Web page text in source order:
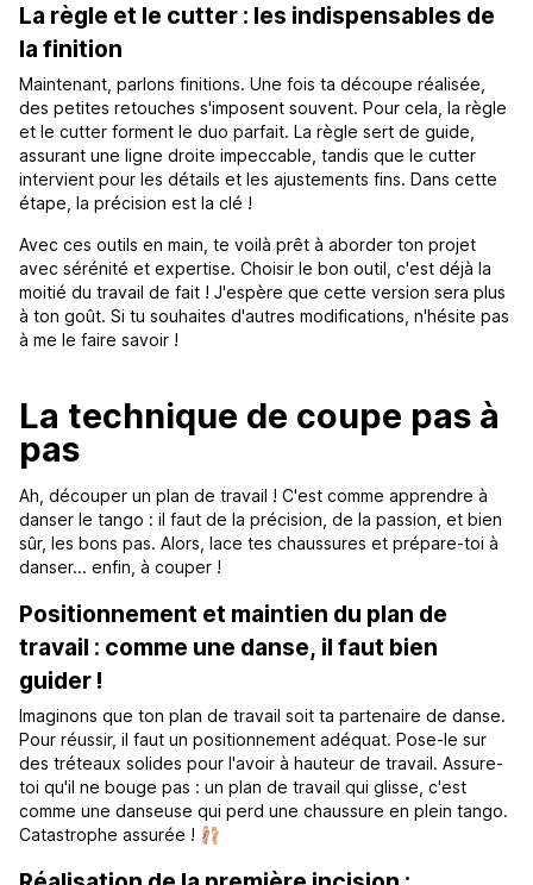
La règle et le cutter : les indispensables de
la finition
Maintenant, parlons finitions. Une fois ta découpe réalisée,
des petites retouches s'imposent souvent. Pour cela, la règle
et le cutter forment le duo parfait. La règle sert de guide,
assurant une ligne droite impeccable, tandis que le cutter
intervient pour les détails et les ajustements fins. Dans cette
étape, la précision est la clé !
Avec ces outils en main, te voilà prêt à aborder ton projet
avec sérénité et expertise. Choisir le bon outil, c'est déjà la
moitié du travail de fait ! J'espère que cette version sera plus
à ton goût. Si tu souhaites d'autres modifications, n'hésite pas
à me le faire savoir !
La technique de coupe pas à
pas
Ah, découper un plan de travail ! C'est comme apprendre à
danser le tango : il faut de la précision, de la passion, et bien
sûr, les bons pas. Alors, lace tes chaussures et prépare-toi à
danser... enfin, à couper !
Positionnement et maintien du plan de
travail : comme une danse, il faut bien
guider !
Imaginons que ton plan de travail soit ta partenaire de danse.
Pour réussir, il faut un positionnement adéquat. Pose-le sur
des tréteaux solides pour l'avoir à hauteur de travail. Assure-
toi qu'il ne bouge pas : un plan de travail qui glisse, c'est
comme une danseuse qui perd une chaussure en plein tango.
Catastrophe assurée ! 🩰